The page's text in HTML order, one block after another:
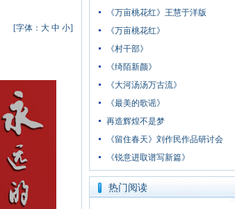
[字体： 大 中 小]
《万亩桃花红》王慧于洋版
《万亩桃花红》
《村干部》
《绮陌新颜》
《大河汤汤万古流》
《最美的歌谣》
再造辉煌不是梦
《留住春天》刘作民作品研讨会
《锐意进取谱写新篇》
热门阅读